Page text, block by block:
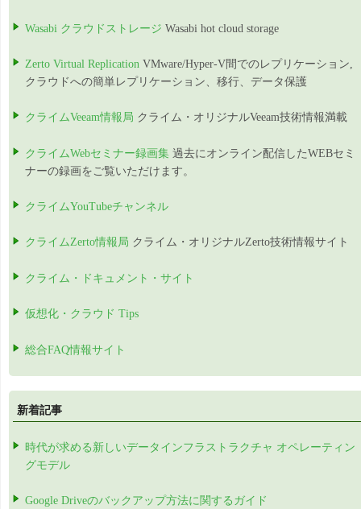
Wasabi クラウドストレージ Wasabi hot cloud storage
Zerto Virtual Replication VMware/Hyper-V間でのレプリケーション,
クラウドへの簡単レプリケーション、移行、データ保護
クライムVeeam情報局 クライム・オリジナルVeeam技術情報満載
クライムWebセミナー録画集 過去にオンライン配信したWEBセミ
ナーの録画をご覧いただけます。
クライムYouTubeチャンネル
クライムZerto情報局 クライム・オリジナルZerto技術情報サイト
クライム・ドキュメント・サイト
仮想化・クラウド Tips
総合FAQ情報サイト
新着記事
時代が求める新しいデータインフラストラクチャ オペレーティン
グモデル
Google Driveのバックアップ方法に関するガイド